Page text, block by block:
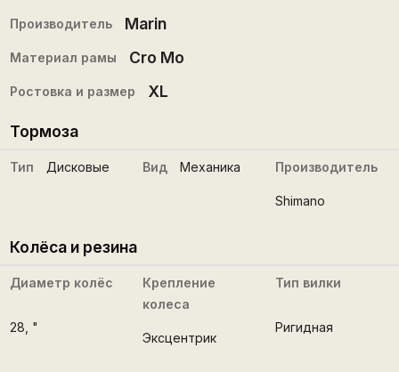
Производитель Marin
Материал рамы Cro Mo
Ростовка и размер XL
Тормоза
Тип Дисковые Вид Механика Производитель
Shimano
Колёса и резина
Диаметр колёс
28 , "
Крепление
колеса
Эксцентрик
Тип вилки
Ригидная